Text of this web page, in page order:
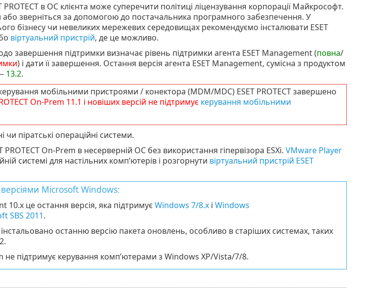
PROTECT в ОС клієнта може суперечити політиці ліцензування корпорації Майкрософт.
або зверніться за допомогою до постачальника програмного забезпечення. У
бізнесу чи невеликих мережевих середовищах рекомендуємо інсталювати ESET
віртуальний пристрій, де це можливо.
завершення підтримки визначає рівень підтримки агента ESET Management (повна/
) і дати її завершення. Остання версія агента ESET Management, сумісна з продуктом
13.2.
мобільними пристроями / конектора (MDM/MDC) ESET PROTECT завершено
On-Prem 11.1 і новіших версій не підтримує керування мобільними
піратські операційні системи.
PROTECT On-Prem в несерверній ОС без використання гіпервізора ESXi. VMware Player
системі для настільних комп’ютерів і розгорнути віртуальний пристрій ESET
Microsoft Windows:
10.x це остання версія, яка підтримуєWindows 7/8.xі Windows
SBS 2011.
інстальовано останню версію пакета оновлень, особливо в старіших системах, таких
не підтримує керування комп’ютерами з Windows XP/Vista/7/8.